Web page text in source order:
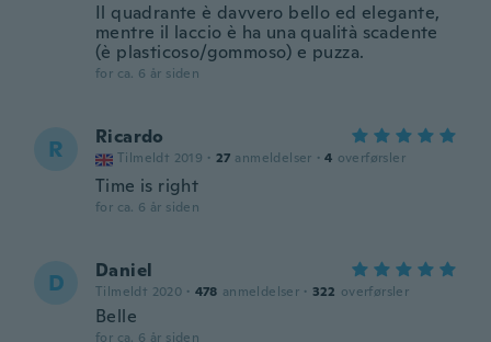
Il quadrante è davvero bello ed elegante,
mentre il laccio è ha una qualità scadente
(è plasticoso/gommoso) e puzza.
for ca. 6 år siden
R Ricardo
Tilmeldt 2019 · 27 anmeldelser · 4 overførsler
Time is right
for ca. 6 år siden
D Daniel
Tilmeldt 2020 · 478 anmeldelser · 322 overførsler
Belle
for ca. 6 år siden